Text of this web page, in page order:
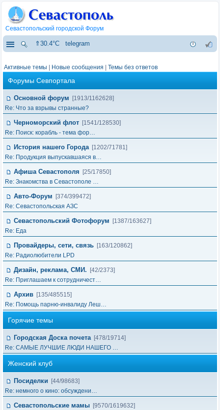
Севастопольский городской Форум
⇑30.4°C telegram
Активные темы Новые сообщения Темы без ответов
Форумы Севпортала
Основной форум
[1913/1162628]
Re: Что за взрывы странные?
Черноморский флот [1541/128530]
Re: Поиск: корабль - тема фор…
История нашего Города [1202/71781]
Re: Продукция выпускавшаяся в…
Афиша Севастополя
[25/17850]
Re: Знакомства в Севастополе …
Авто-Форум
[374/399472]
Re: Севастопольская АЗС
Севастопольский Фотофорум
[1387/163627]
Re: Еда
Провайдеры, сети, связь [163/120862]
Re: Радиолюбители LPD
Дизайн, реклама, СМИ.
[42/2373]
Re: Приглашаем к сотрудничест…
Архив [135/485515]
Re: Помощь парню-инвалиду Леш…
Горячие темы
Городская Доска почета [478/19714]
Re: САМЫЕ ЛУЧШИЕ ЛЮДИ НАШЕГО …
Женский клуб
Посиделки
[44/98683]
Re: немного о кино: обсуждени…
Севастопольские мамы [9570/1619632]